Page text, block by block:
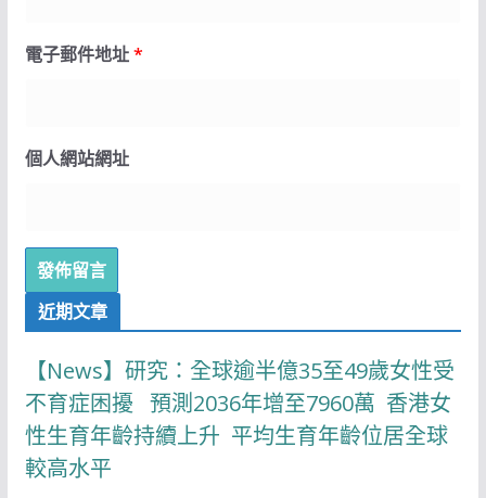
電子郵件地址*
個人網站網址
近期文章
【News】研究：全球逾半億35至49歲女性受
不育症困擾 預測2036年增至7960萬 香港女
性生育年齡持續上升 平均生育年齡位居全球
較高水平